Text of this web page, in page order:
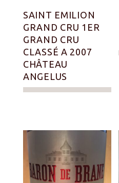
SAINT EMILION
GRAND CRU 1ER
GRAND CRU
CLASSÉ A 2007
CHÂTEAU
ANGELUS